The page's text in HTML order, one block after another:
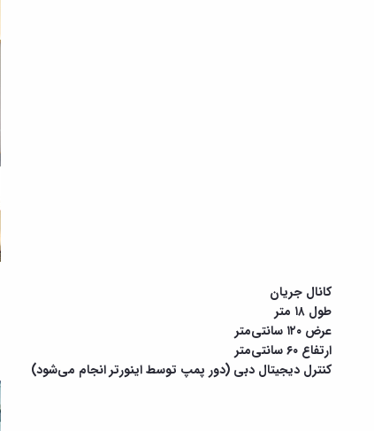
کانال جریان
طول ۱۸ متر
عرض ۱۲۰ سانتی‌متر
ارتفاع ۶۰ سانتی‌متر
کنترل دیجیتال دبی (دور پمپ توسط اینورتر انجام می‌شود)